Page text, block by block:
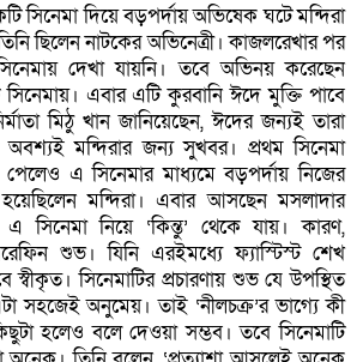
সিনেমা দিয়ে বড়পর্দায় অভিষেক ঘটে মন্দিরা
ছিলেন নাটকের অভিনেত্রী। কাজলরেখার পর
দেখা যায়নি। তবে অভিনয় করেছেন
সিনেমায়। এবার এটি কুরবানি ঈদে মুক্তি পাবে
মিঠু খান জানিয়েছেন, ঈদের জন্যই তারা
অবশ্যই মন্দিরার জন্য সুখবর। প্রথম সিনেমা
পেলেও এ সিনেমার মাধ্যমে বড়পর্দায় নিজের
মন্দিরা। এবার আসছেন মসলাদার
সিনেমা নিয়ে ‘কিন্তু’ থেকে যায়। কারণ,
শুভ। যিনি এরইমধ্যে ফ্যাস্টিস্ট শেখ
স্বীকৃত। সিনেমাটির প্রচারণায় শুভ যে উপস্থিত
সহজেই অনুমেয়। তাই ‘নীলচক্র’র ভাগ্যে কী
হলেও বলে দেওয়া সম্ভব। তবে সিনেমাটি